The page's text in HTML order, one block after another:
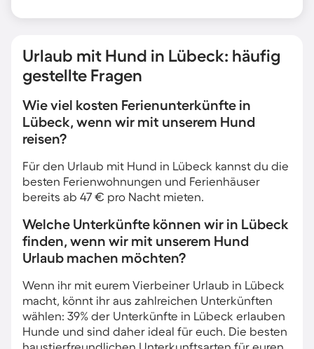
Urlaub mit Hund in Lübeck: häufig
gestellte Fragen
Wie viel kosten Ferienunterkünfte in
Lübeck, wenn wir mit unserem Hund
reisen?
Für den Urlaub mit Hund in Lübeck kannst du die
besten Ferienwohnungen und Ferienhäuser
bereits ab 47 € pro Nacht mieten.
Welche Unterkünfte können wir in Lübeck
finden, wenn wir mit unserem Hund
Urlaub machen möchten?
Wenn ihr mit eurem Vierbeiner Urlaub in Lübeck
macht, könnt ihr aus zahlreichen Unterkünften
wählen: 39% der Unterkünfte in Lübeck erlauben
Hunde und sind daher ideal für euch. Die besten